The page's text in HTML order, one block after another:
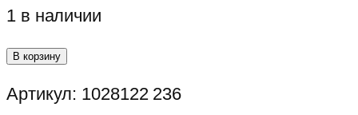
1 в наличии
Количество
Прокладка
В корзину
Артикул: 1028122 236